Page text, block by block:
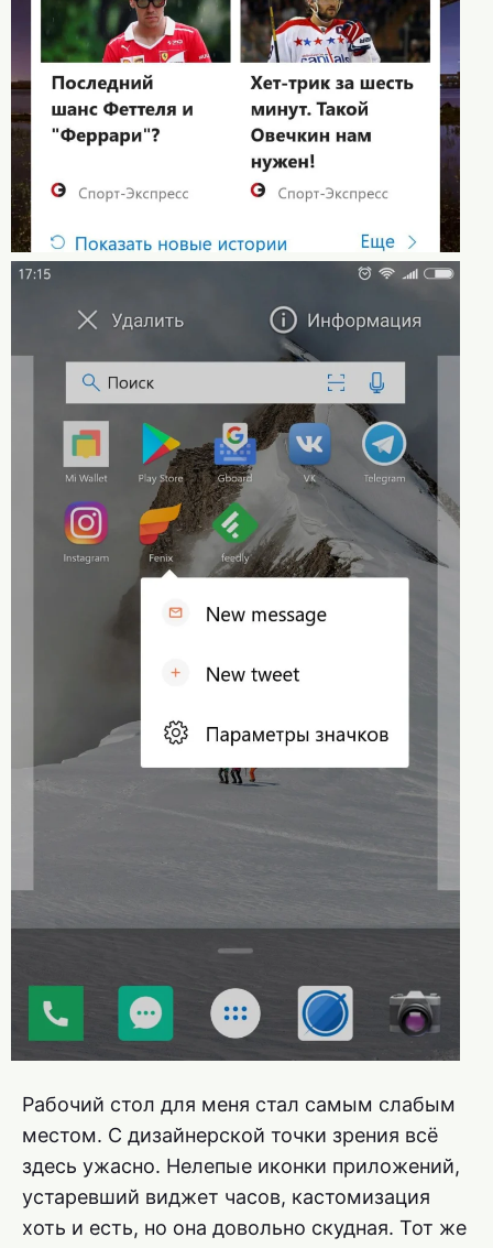
Рабочий стол для меня стал самым слабым
местом. С дизайнерской точки зрения всё
здесь ужасно. Нелепые иконки приложений,
устаревший виджет часов, кастомизация
хоть и есть, но она довольно скудная. Тот же